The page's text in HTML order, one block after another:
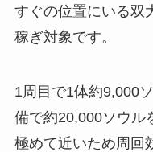
すぐの位置にいる双
稼ぎ対象です。
1周目で1体約9,000
備で約20,000ソウル
極めて近いため周回